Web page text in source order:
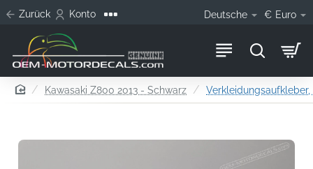
Zurück Konto Deutsche € Euro
homeKawasaki Z800 2013 - Schwarz Verkleidungsaufkleber,